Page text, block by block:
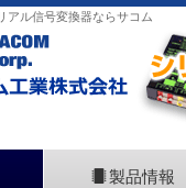
アル信号変換器ならサコム
製品情報